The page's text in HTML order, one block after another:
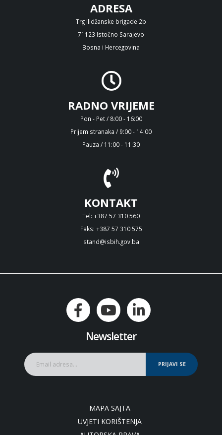
ADRESA
Trg Ilidžanske brigade 2b
71123 Istočno Sarajevo
Bosna i Hercegovina
RADNO VRIJEME
Pon - Pet / 8:00 - 16:00
Prijem stranaka / 9:00 - 14:00
Pauza / 11:00 - 11:30
KONTAKT
Tel: +387 57 310 560
Faks: +387 57 310 575
stand@isbih.gov.ba
Newsletter
PRIJAVI SE
MAPA SAJTA
UVJETI KORIŠTENJA